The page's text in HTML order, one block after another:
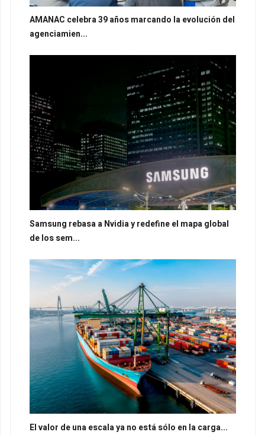
AMANAC celebra 39 años marcando la evolución del
agenciamien...
Samsung rebasa a Nvidia y redefine el mapa global
de los sem...
El valor de una escala ya no está sólo en la carga...